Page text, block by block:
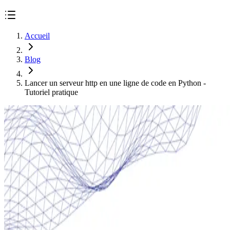
Accueil
Blog
Lancer un serveur http en une ligne de code en Python -
Tutoriel pratique